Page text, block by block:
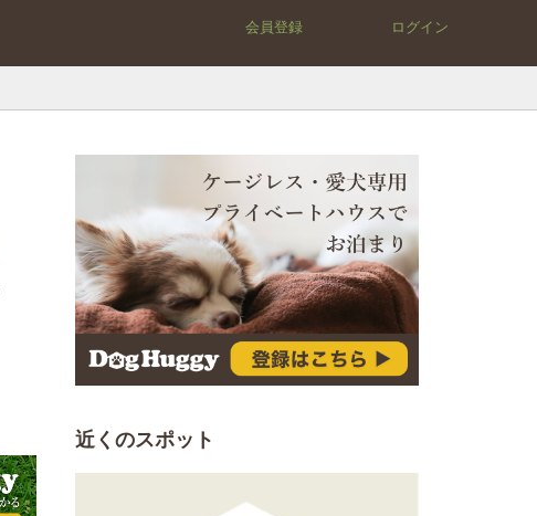
会員登録 ログイン
近くのスポット